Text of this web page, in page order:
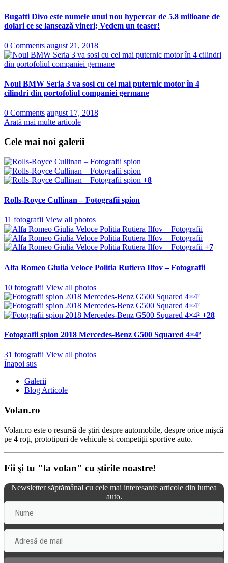
Bugatti Divo este numele unui nou hypercar de 5.8 milioane de
dolari ce se lansează vineri; Vedem un teaser!
0 Comments august 21, 2018
Noul BMW Seria 3 va sosi cu cel mai puternic motor în 4
cilindri din portofoliul companiei germane
0 Comments august 17, 2018
Arată mai multe articole
Cele mai noi galerii
+8
Rolls-Royce Cullinan – Fotografii spion
11 fotografii View all photos
+7
Alfa Romeo Giulia Veloce Politia Rutiera Ilfov – Fotografii
10 fotografii View all photos
+28
Fotografii spion 2018 Mercedes-Benz G500 Squared 4×4²
31 fotografii View all photos
Înapoi sus
Galerii
Blog Articole
Volan.ro
Volan.ro este o resursă de știri despre automobile, despre orice mișcă
pe 4 roți, prototipuri de vehicule si competiții sportive auto.
Fii şi tu "la volan" cu ştirile noastre!
Newsletter săptămânal cu cele mai interesante articole din lumea
auto.